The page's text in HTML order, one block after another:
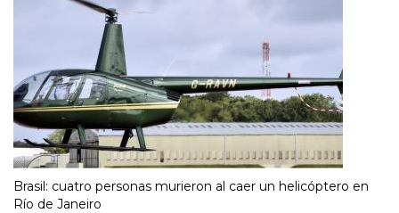
Brasil: cuatro personas murieron al caer un helicóptero en
Río de Janeiro